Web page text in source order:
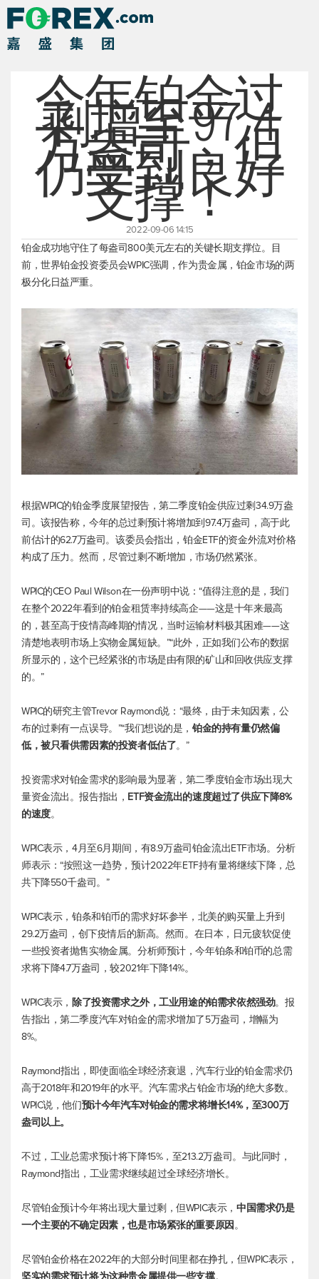
今年铂金过
剩增至97.4
万盎司，但
仍受到良好
支撑！
2022-09-06 14:15
铂金成功地守住了每盎司800美元左右的关键长期支撑位。目
前，世界铂金投资委员会WPIC强调，作为贵金属，铂金市场的两
极分化日益严重。
根据WPIC的铂金季度展望报告，第二季度铂金供应过剩34.9万盎
司。该报告称，今年的总过剩预计将增加到97.4万盎司，高于此
前估计的62.7万盎司。该委员会指出，铂金ETF的资金外流对价格
构成了压力。然而，尽管过剩不断增加，市场仍然紧张。
WPIC的CEO Paul Wilson在一份声明中说：“值得注意的是，我们
在整个2022年看到的铂金租赁率持续高企——这是十年来最高
的，甚至高于疫情高峰期的情况，当时运输材料极其困难——这
清楚地表明市场上实物金属短缺。”“此外，正如我们公布的数据
所显示的，这个已经紧张的市场是由有限的矿山和回收供应支撑
的。”
WPIC的研究主管Trevor Raymond说：“最终，由于未知因素，公
布的过剩有一点误导。”“我们想说的是，铂金的持有量仍然偏
低，被只看供需因素的投资者低估了。”
投资需求对铂金需求的影响最为显著，第二季度铂金市场出现大
量资金流出。报告指出， ETF资金流出的速度超过了供应下降8%
的速度。
WPIC表示，4月至6月期间，有8.9万盎司铂金流出ETF市场。分析
师表示：“按照这一趋势，预计2022年ETF持有量将继续下降，总
共下降550千盎司。”
WPIC表示，铂条和铂币的需求好坏参半，北美的购买量上升到
29.2万盎司，创下疫情后的新高。然而。在日本，日元疲软促使
一些投资者抛售实物金属。分析师预计，今年铂条和铂币的总需
求将下降4.7万盎司，较2021年下降14%。
WPIC表示， 除了投资需求之外，工业用途的铂需求依然强劲。报
告指出，第二季度汽车对铂金的需求增加了5万盎司，增幅为
8%。
Raymond指出，即使面临全球经济衰退，汽车行业的铂金需求仍
高于2018年和2019年的水平。汽车需求占铂金市场的绝大多数。
WPIC说，他们预计今年汽车对铂金的需求将增长14%，至300万
盎司以上。
不过，工业总需求预计将下降15%，至213.2万盎司。与此同时，
Raymond指出，工业需求继续超过全球经济增长。
尽管铂金预计今年将出现大量过剩，但WPIC表示， 中国需求仍是
一个主要的不确定因素，也是市场紧张的重要原因。
尽管铂金价格在2022年的大部分时间里都在挣扎，但WPIC表示，
坚实的需求预计将为这种贵金属提供一些支撑。